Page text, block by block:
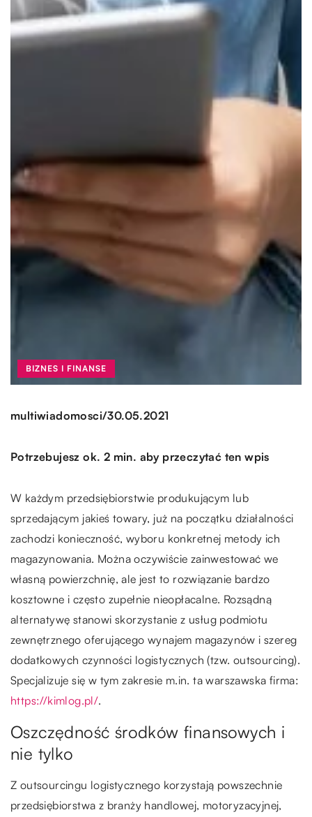
BIZNES I FINANSE
multiwiadomosci/30.05.2021
Potrzebujesz ok. 2 min. aby przeczytać ten wpis
W każdym przedsiębiorstwie produkującym lub
sprzedającym jakieś towary, już na początku działalności
zachodzi konieczność, wyboru konkretnej metody ich
magazynowania. Można oczywiście zainwestować we
własną powierzchnię, ale jest to rozwiązanie bardzo
kosztowne i często zupełnie nieopłacalne. Rozsądną
alternatywę stanowi skorzystanie z usług podmiotu
zewnętrznego oferującego wynajem magazynów i szereg
dodatkowych czynności logistycznych (tzw. outsourcing).
Specjalizuje się w tym zakresie m.in. ta warszawska firma:
https://kimlog.pl/.
Oszczędność środków finansowych i
nie tylko
Z outsourcingu logistycznego korzystają powszechnie
przedsiębiorstwa z branży handlowej, motoryzacyjnej,